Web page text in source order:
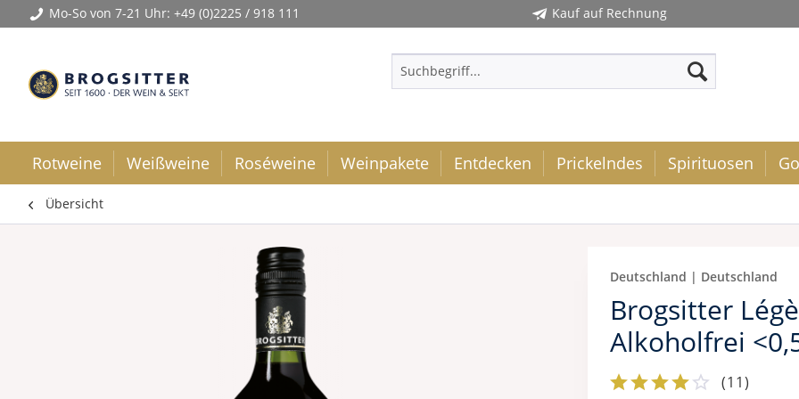
Mo-So von 7-21 Uhr: +49 (0)2225 / 918 111 Kauf auf Rechnung
Rotweine Weißweine Roséweine Weinpakete Entdecken Prickelndes Spirituosen
Übersicht
Deutschland | Deutschland
Brogsitter
Alkoholfrei
(11)